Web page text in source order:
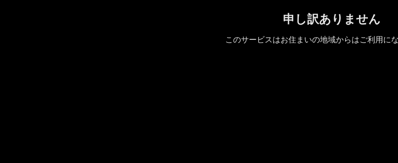
申し訳ありません
このサービスはお住まいの地域からはご利用にな